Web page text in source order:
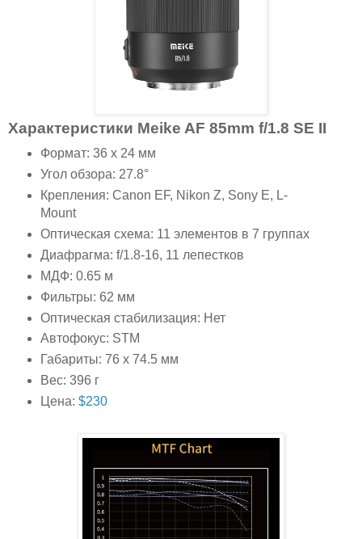
Характеристики Meike AF 85mm f/1.8 SE II
Формат: 36 x 24 мм
Угол обзора: 27.8°
Крепления: Canon EF, Nikon Z, Sony E, L-
Mount
Оптическая схема: 11 элементов в 7 группах
Диафрагма: f/1.8-16, 11 лепестков
МДФ: 0.65 м
Фильтры: 62 мм
Оптическая стабилизация: Нет
Автофокус: STM
Габариты: 76 x 74.5 мм
Вес: 396 г
Цена: $230